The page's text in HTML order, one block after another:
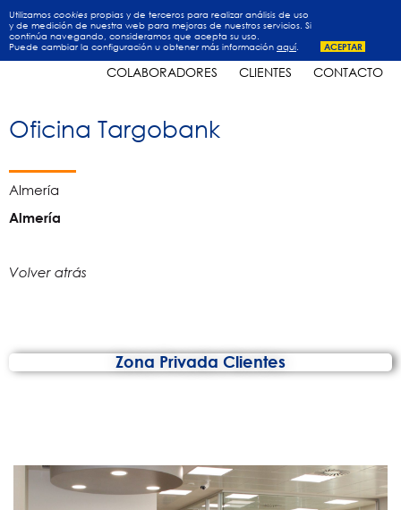
Utilizamos cookies propias y de terceros para realizar análisis de uso
y de medición de nuestra web para mejoras de nuestros servicios. Si
continúa navegando, consideramos que acepta su uso.
Puede cambiar la configuración u obtener más información aquí ACEPTAR
INICIO EMPRESA OBRAS
PROMOCIONES
COLABORADORES
CLIENTES CONTACTO
Oficina Targobank
Almería
Almería
Volver atrás
Zona Privada Clientes